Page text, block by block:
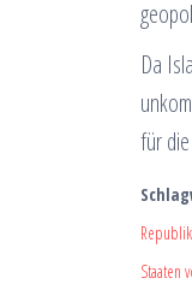
Da
für
Staaten